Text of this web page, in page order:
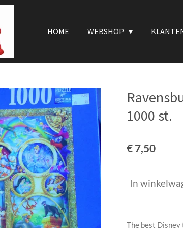
HOME WEBSHOP
1000 st.
€ 7,50
In
The best Disney